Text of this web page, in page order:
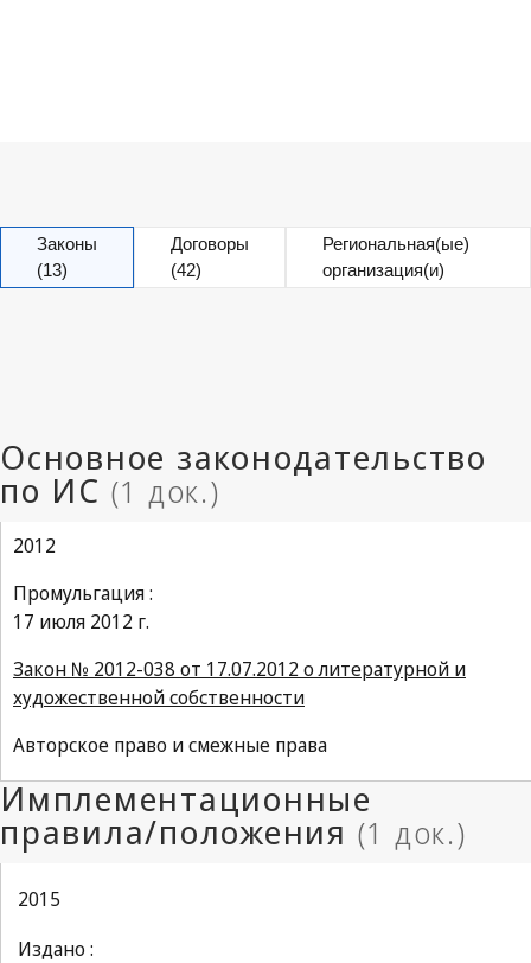
Законы
(13)
Договоры
(42)
Региональная(ые)
организация(и)
2012
Промульгация :
17 июля 2012 г.
Закон № 2012-038 от 17.07.2012 о литературной и
художественной собственности
Авторское право и смежные права
2015
Издано :